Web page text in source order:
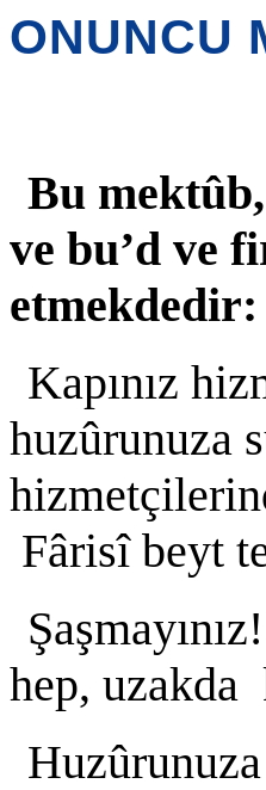
ONUNCU
Bu
ve bu’d ve
etmekdedir:
Kapınız
huzûrunuza
Fârisî beyt
hep, uzakda